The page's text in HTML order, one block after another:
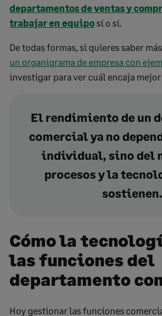
departamentos de ventas y
trabajar en equiposí o sí.
De todas formas, si quieres saber
un organigrama de empresa con
investigar para ver cuál encaja
El rendimiento de un
comercial ya no
individual, sino del
procesos y la
sostienen.
Cómo la
las funciones del
departamento
Hoy gestionar las funciones